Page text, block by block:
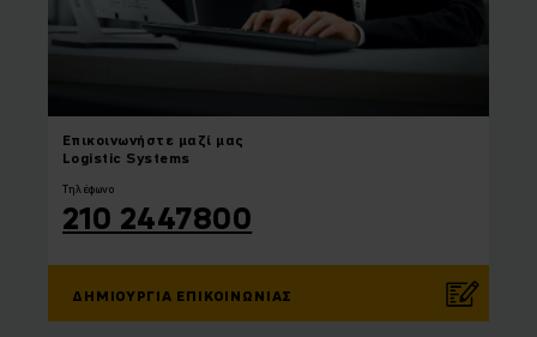
Επικοινωνήστε μαζί μας
Logistic Systems
Τηλέφωνο
210 2447800
ΔΗΜΙΟΥΡΓΊΑ ΕΠΙΚΟΙΝΩΝΊΑΣ